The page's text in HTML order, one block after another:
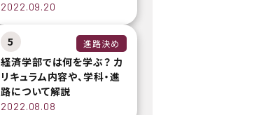
2022.09.20
5 進路決め
経済学部では何を学ぶ？ カ
リキュラム内容や、学科・進
路について解説
2022.08.08